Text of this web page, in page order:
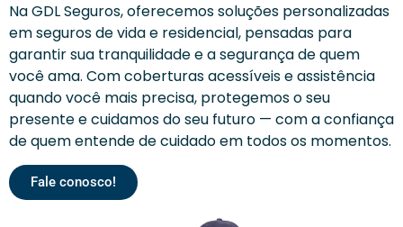
Na GDL Seguros, oferecemos soluções personalizadas
em seguros de vida e residencial, pensadas para
garantir sua tranquilidade e a segurança de quem
você ama. Com coberturas acessíveis e assistência
quando você mais precisa, protegemos o seu
presente e cuidamos do seu futuro — com a confiança
de quem entende de cuidado em todos os momentos.
Fale conosco!